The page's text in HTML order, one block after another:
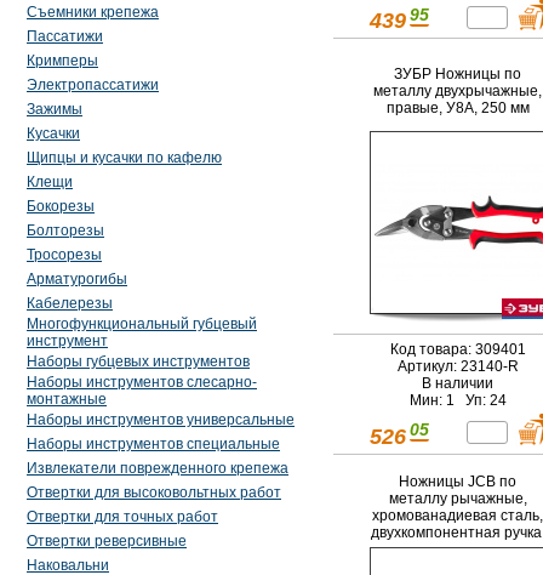
Съемники крепежа
Пассатижи
Кримперы
Электропассатижи
Зажимы
Кусачки
Щипцы и кусачки по кафелю
Клещи
Бокорезы
Болторезы
Тросорезы
Арматурогибы
Кабелерезы
Многофункциональный губцевый
инструмент
Наборы губцевых инструментов
Наборы инструментов слесарно-
монтажные
Наборы инструментов универсальные
Наборы инструментов специальные
Извлекатели поврежденного крепежа
Отвертки для высоковольтных работ
Отвертки для точных работ
Отвертки реверсивные
Наковальни
439 95
ЗУБР Ножницы по
металлу двухрычажные,
правые, У8А, 250 мм
Код товара: 309401
Артикул: 23140-R
В наличии
Мин: 1 Уп: 24
526 05
Ножницы JCB по
металлу рычажные,
хромованадиевая сталь,
двухкомпонентная
левые, 250мм